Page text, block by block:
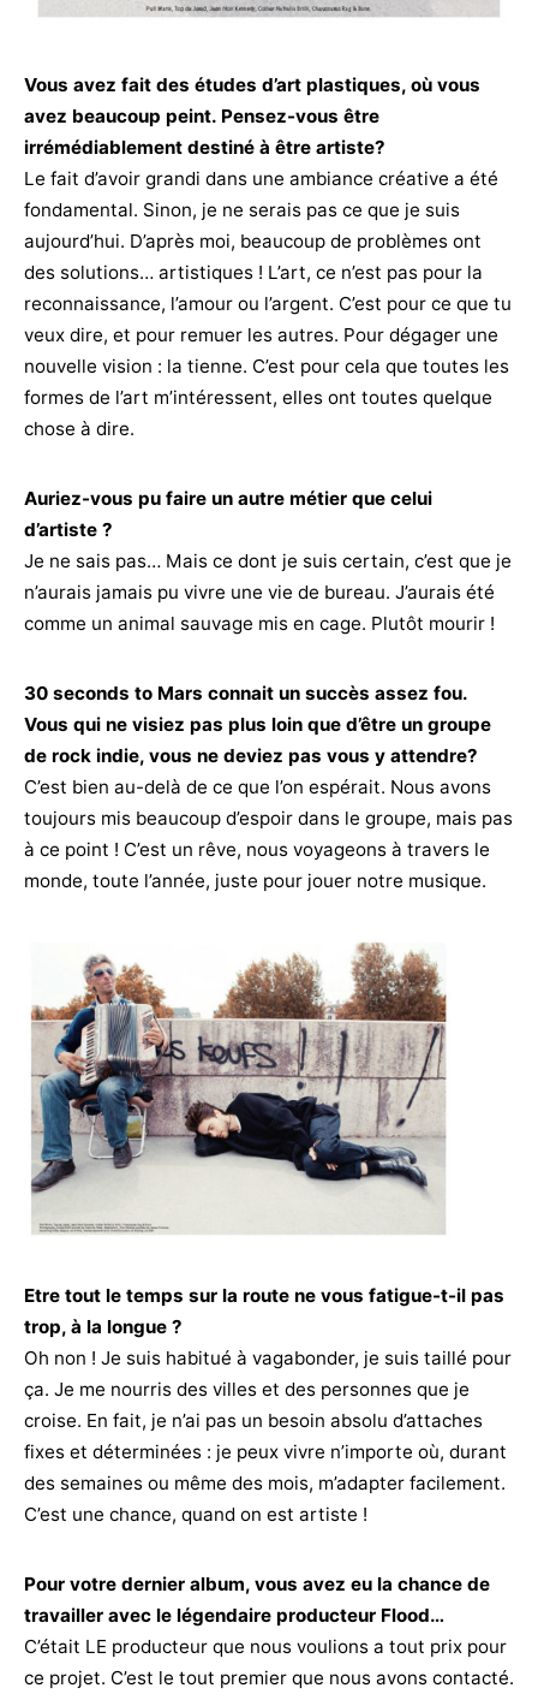
Vous avez fait des études d’art plastiques, où vous
avez beaucoup peint. Pensez-vous être
irrémédiablement destiné à être artiste?
Le fait d’avoir grandi dans une ambiance créative a été
fondamental. Sinon, je ne serais pas ce que je suis
aujourd’hui. D’après moi, beaucoup de problèmes ont
des solutions… artistiques ! L’art, ce n’est pas pour la
reconnaissance, l’amour ou l’argent. C’est pour ce que tu
veux dire, et pour remuer les autres. Pour dégager une
nouvelle vision : la tienne. C’est pour cela que toutes les
formes de l’art m’intéressent, elles ont toutes quelque
chose à dire.
Auriez-vous pu faire un autre métier que celui
d’artiste ?
Je ne sais pas… Mais ce dont je suis certain, c’est que je
n’aurais jamais pu vivre une vie de bureau. J’aurais été
comme un animal sauvage mis en cage. Plutôt mourir !
30 seconds to Mars connait un succès assez fou.
Vous qui ne visiez pas plus loin que d’être un groupe
de rock indie, vous ne deviez pas vous y attendre?
C’est bien au-delà de ce que l’on espérait. Nous avons
toujours mis beaucoup d’espoir dans le groupe, mais pas
à ce point ! C’est un rêve, nous voyageons à travers le
monde, toute l’année, juste pour jouer notre musique.
Etre tout le temps sur la route ne vous fatigue-t-il pas
trop, à la longue ?
Oh non ! Je suis habitué à vagabonder, je suis taillé pour
ça. Je me nourris des villes et des personnes que je
croise. En fait, je n’ai pas un besoin absolu d’attaches
fixes et déterminées : je peux vivre n’importe où, durant
des semaines ou même des mois, m’adapter facilement.
C’est une chance, quand on est artiste !
Pour votre dernier album, vous avez eu la chance de
travailler avec le légendaire producteur Flood…
C’était LE producteur que nous voulions a tout prix pour
ce projet. C’est le tout premier que nous avons contacté.